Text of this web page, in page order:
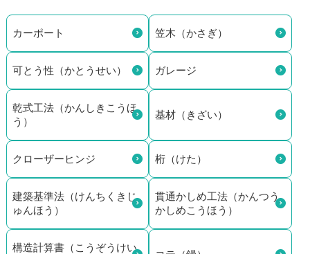
カーポート 笠木（かさぎ）
可とう性（かとうせい） ガレージ
乾式工法（かんしきこうほ
う）
基材（きざい）
クローザーヒンジ 桁（けた）
建築基準法（けんちくきじ
ゅんほう）
貫通かしめ工法（かんつう
かしめこうほう）
構造計算書（こうぞうけい